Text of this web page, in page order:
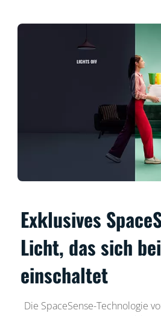
Exklusives
Licht, das sich
einschaltet
Die SpaceSense-Technologie